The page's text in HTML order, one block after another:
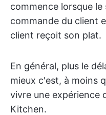
commence lorsque le
commande du client
client reçoit son plat.
En général, plus le
mieux c'est, à moins
vivre une expérience
Kitchen.